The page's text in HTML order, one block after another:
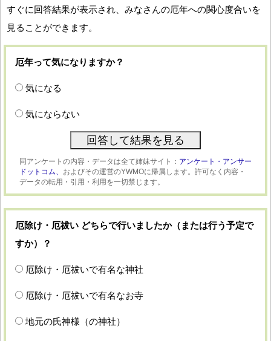
すぐに回答結果が表示され、みなさんの厄年への関心度合いを
見ることができます。
厄年って気になりますか？
気になる
気にならない
同アンケートの内容・データは全て姉妹サイト： アンケート・アンサー
ドットコム、 およびその運営のYWMOに帰属します。許可なく内容・
データの転用・引用・利用を一切禁じます。
厄除け・厄祓い どちらで行いましたか（または行う予定で
すか）？
厄除け・厄祓いで有名な神社
厄除け・厄祓いで有名なお寺
地元の氏神様（の神社）